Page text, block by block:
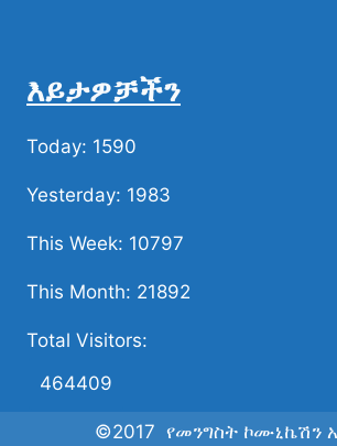
እይታዎቻችን
Today: 1590
Yesterday: 1983
This Week: 10797
This Month: 21892
Total Visitors:
464409
©2017 የመንግስት ኮሙኒኬሽን